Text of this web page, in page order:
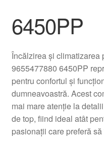
Contul meu
Despre noi
Finalizare comandă
Livrare
6450PP
Încălzirea și climatizarea
9655477880 6450PP
pentru confortul și
dumneavoastră. Acest
mai mare atenție la
de top, fiind ideal atât
pasionații care preferă